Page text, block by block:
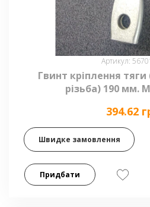
Артикул:
Гвинт кріплення тяги
різьба) 190 мм.
394.62
Швидке замовлення
Придбати